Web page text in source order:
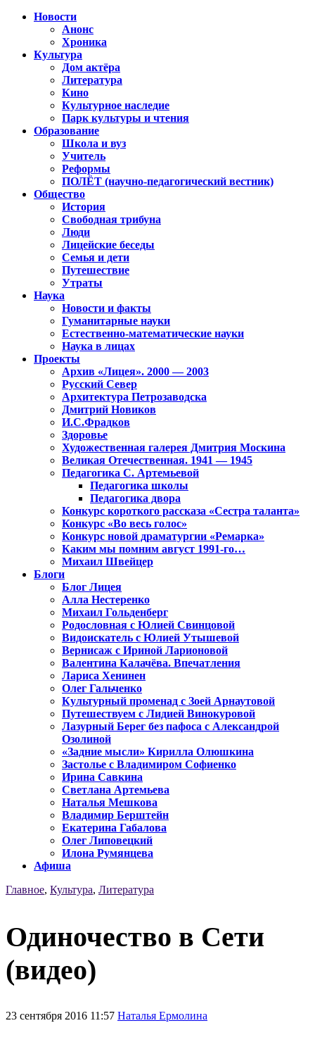
Новости
Анонс
Хроника
Культура
Дом актёра
Литература
Кино
Культурное наследие
Парк культуры и чтения
Образование
Школа и вуз
Учитель
Реформы
ПОЛЁТ (научно-педагогический вестник)
Общество
История
Свободная трибуна
Люди
Лицейские беседы
Семья и дети
Путешествие
Утраты
Наука
Новости и факты
Гуманитарные науки
Естественно-математические науки
Наука в лицах
Проекты
Архив «Лицея». 2000 — 2003
Русский Север
Архитектура Петрозаводска
Дмитрий Новиков
И.С.Фрадков
Здоровье
Художественная галерея Дмитрия Москина
Великая Отечественная. 1941 — 1945
Педагогика С. Артемьевой
Педагогика школы
Педагогика двора
Конкурс короткого рассказа «Сестра таланта»
Конкурс «Во весь голос»
Конкурс новой драматургии «Ремарка»
Каким мы помним август 1991-го…
Михаил Швейцер
Блоги
Блог Лицея
Алла Нестеренко
Михаил Гольденберг
Родословная с Юлией Свинцовой
Видоискатель с Юлией Утышевой
Вернисаж с Ириной Ларионовой
Валентина Калачёва. Впечатления
Лариса Хенинен
Олег Гальченко
Культурный променад с Зоей Арнаутовой
Путешествуем с Лидией Винокуровой
Лазурный Берег без пафоса с Александрой
Озолиной
«Задние мысли» Кирилла Олюшкина
Застолье с Владимиром Софиенко
Ирина Савкина
Светлана Артемьева
Наталья Мешкова
Владимир Берштейн
Екатерина Габалова
Олег Липовецкий
Илона Румянцева
Афиша
Главное, Культура, Литература
Одиночество в Сети
(видео)
23 сентября 2016 11:57 Наталья Ермолина